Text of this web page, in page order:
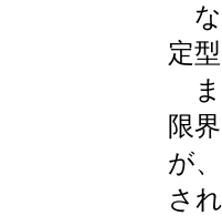
な
定
ま
限
が
さ